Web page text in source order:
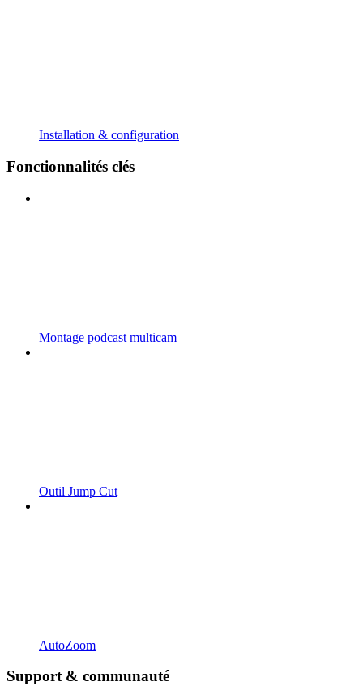
Installation & configuration
Fonctionnalités clés
Montage podcast multicam
Outil Jump Cut
AutoZoom
Support & communauté